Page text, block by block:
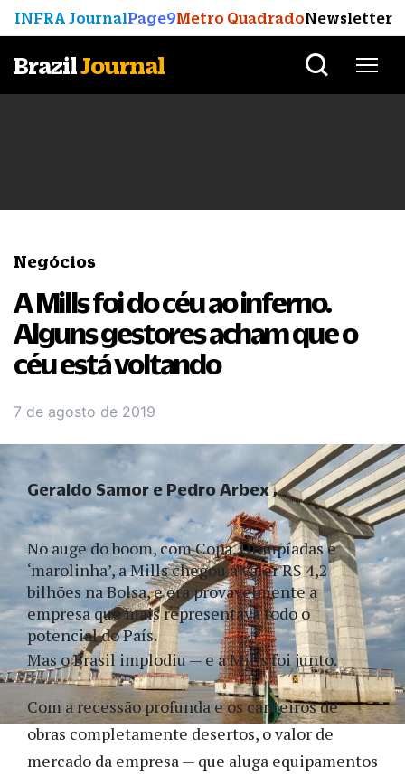
INFRA JournalPage9Metro QuadradoNewsletter
BrazilJournal
Negócios
A Mills foi do céu ao inferno.
Alguns gestores acham que o
céu está voltando
7 de agosto de 2019
No auge do boom, com Copa, Olimpíadas e
‘marolinha’, a Mills chegou a valer R$ 4,2
bilhões na Bolsa, e era provavelmente a
empresa que mais representava todo o
potencial do País.
Mas o Brasil implodiu — e a Mills foi junto.
Com a recessão profunda e os canteiros de
obras completamente desertos, o valor de
mercado da empresa — que aluga equipamentos
Geraldo Samor e Pedro Arbex